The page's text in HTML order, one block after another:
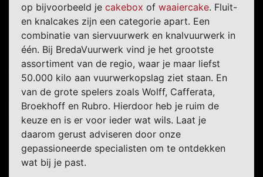
op bijvoorbeeld je cakebox of waaiercake. Fluit-
en knalcakes zijn een categorie apart. Een
combinatie van siervuurwerk en knalvuurwerk in
één. Bij BredaVuurwerk vind je het grootste
assortiment van de regio, waar je maar liefst
50.000 kilo aan vuurwerkopslag ziet staan. En
van de grote spelers zoals Wolff, Cafferata,
Broekhoff en Rubro. Hierdoor heb je ruim de
keuze en is er voor ieder wat wils. Laat je
daarom gerust adviseren door onze
gepassioneerde specialisten om te ontdekken
wat bij je past.